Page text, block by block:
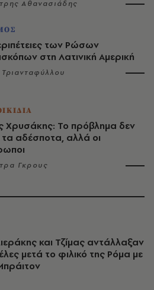
Αθανασιάδης
των Ρώσων
στη Λατινική Αμερική
Χρυσάκης: Το πρόβλημα δεν
τα αδέσποτα, αλλά οι
Γκρους
και Τζίμας αντάλλαξαν
μετά το φιλικό της Ρόμα με